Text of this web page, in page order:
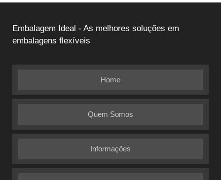
Embalagem Ideal - As melhores soluções em
embalagens flexíveis
Home
Quem Somos
Informações